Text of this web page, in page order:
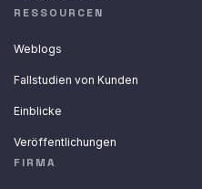
RESSOURCEN
Weblogs
Fallstudien von Kunden
Einblicke
Veröffentlichungen
FIRMA